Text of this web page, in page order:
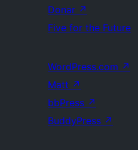
Donar ↗
Five for the Future
WordPress.com ↗
Matt ↗
bbPress ↗
BuddyPress ↗